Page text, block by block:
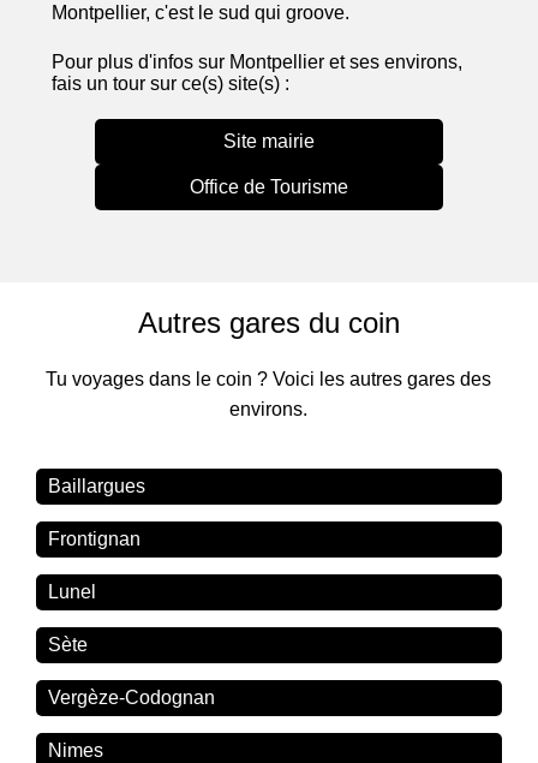
Montpellier, c'est le sud qui groove.
Pour plus d'infos sur Montpellier et ses environs,
fais un tour sur ce(s) site(s) :
Site mairie
Office de Tourisme
Autres gares du coin
Tu voyages dans le coin ? Voici les autres gares des
environs.
Baillargues
Frontignan
Lunel
Sète
Vergèze-Codognan
Nimes